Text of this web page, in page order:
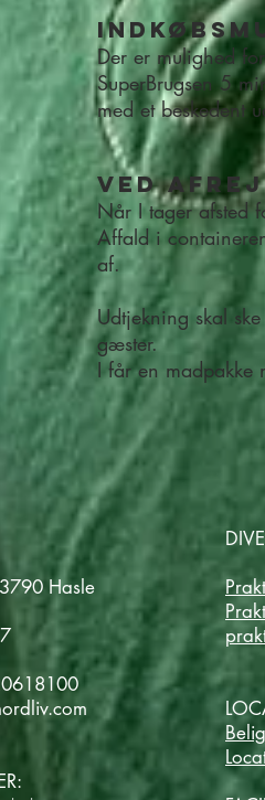
Der er mulighed
SuperBrugsen 5
med et beskedent
Ved
Når I tager afsted
Affald i
af.
Udtjekning skal
gæster.
I får en madpakke
Hasle